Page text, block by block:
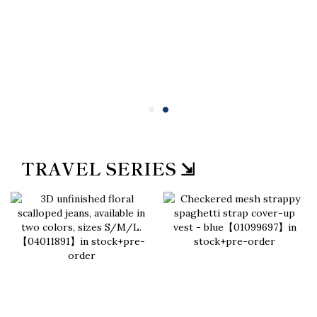
TRAVEL SERIES ⇲